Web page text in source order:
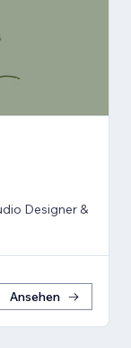
Designer &
Ansehen